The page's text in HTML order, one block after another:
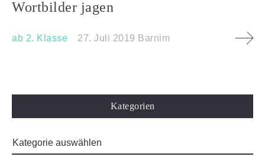
Wortbilder jagen
ab 2. Klasse 27. Juli 2019 Barnim
Kategorien